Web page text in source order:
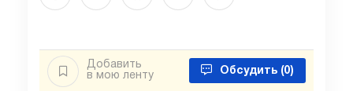
Добавить
в мою ленту
Обсудить (0)